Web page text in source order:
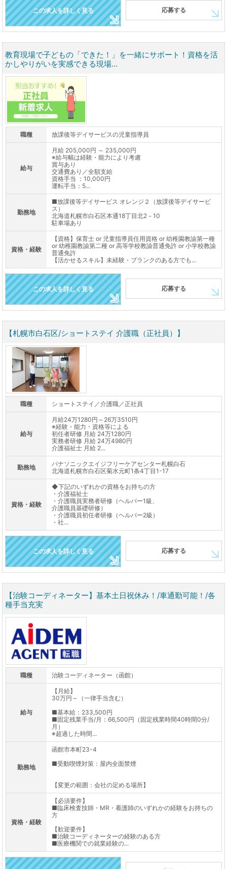
この求人を詳しく見る 応募する
教育現場で子どもの「できた！」を一緒にサポート！資格を活
かしやりがいを実感できる現場...
職種 放課後等デイサービスの児童指導員
給与
月給 205,000円 ～ 235,000円
※給与幅は経験・能力により考慮
賞与あり
交通費あり／全額支給
資格手当 ：10,000円
運転手当：5...
勤務地
■放課後等デイサービス オレンジ２（放課後等デイサービ
ス）
北海道札幌市白石区本通18丁目北2－10
駐車場あり
資格・経験
【資格】保育士 or 児童指導員任用資格 or 幼稚園教諭第一種
or 幼稚園教諭第二種 or 高等学校教諭普通免許 or 小学校教諭
普通免許
【活かせるスキル】未経験・ブランクのある方でも...
この求人を詳しく見る 応募する
【札幌市白石区/ショートステイ 介護職（正社員）】
職種 ショートステイ／介護職／正社員
給与
月給24万1280円～26万3510円
※経験・能力・資格等による
初任者研修 月給 24万1280円
実務者研修 月給 24万4980円
介護福祉士 月給 2...
勤務地
パナソニックエイジフリーケアセンター札幌白石
北海道札幌市白石区菊水元町1条4丁目1-17
資格・経験
◆下記のいずれかの資格をお持ちの方
・介護福祉士
・介護職員実務者研修（ヘルパー1級、
介護職員基礎研修）
・介護職員初任者研修（ヘルパー2級）
・社...
この求人を詳しく見る 応募する
【治験コーディネーター】基本土日祝休み！/車通勤可能！/各
種手当充実
職種 治験コーディネーター（函館）
給与
【月給】
30万円～（一律手当含む）
■基本給：233,500円
■固定残業手当/月：66,500円（固定残業時間40時間0分/
月）
※超過した時間...
勤務地
函館市本町23-4
■受動喫煙対策：屋内全面禁煙
【変更の範囲：会社の定める場所】
資格・経験
【必須要件】
■臨床検査技師・MR・看護師のいずれかの経験をお持ちの
方
【歓迎要件】
■治験コーディネーターの経験のある方
■医療機関での就業経験の...